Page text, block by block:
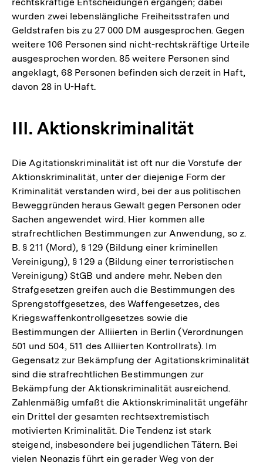
wurden zwei lebenslängliche Freiheitsstrafen und
Geldstrafen bis zu 27 000 DM ausgesprochen. Gegen
weitere 106 Personen sind nicht-rechtskräftige Urteile
ausgesprochen worden. 85 weitere Personen sind
angeklagt, 68 Personen befinden sich derzeit in Haft,
davon 28 in U-Haft.
III. Aktionskriminalität
Die Agitationskriminalität ist oft nur die Vorstufe der
Aktionskriminalität, unter der diejenige Form der
Kriminalität verstanden wird, bei der aus politischen
Beweggründen heraus Gewalt gegen Personen oder
Sachen angewendet wird. Hier kommen alle
strafrechtlichen Bestimmungen zur Anwendung, so z.
B. § 211 (Mord), § 129 (Bildung einer kriminellen
Vereinigung), § 129 a (Bildung einer terroristischen
Vereinigung) StGB und andere mehr. Neben den
Strafgesetzen greifen auch die Bestimmungen des
Sprengstoffgesetzes, des Waffengesetzes, des
Kriegswaffenkontrollgesetzes sowie die
Bestimmungen der Alliierten in Berlin (Verordnungen
501 und 504, 511 des Alliierten Kontrollrats). Im
Gegensatz zur Bekämpfung der Agitationskriminalität
sind die strafrechtlichen Bestimmungen zur
Bekämpfung der Aktionskriminalität ausreichend.
Zahlenmäßig umfaßt die Aktionskriminalität ungefähr
ein Drittel der gesamten rechtsextremistisch
motivierten Kriminalität. Die Tendenz ist stark
steigend, insbesondere bei jugendlichen Tätern. Bei
vielen Neonazis führt ein gerader Weg von der